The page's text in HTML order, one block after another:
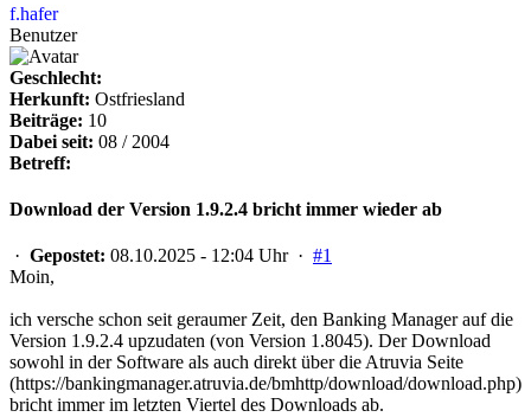
f.hafer
Benutzer
Geschlecht:
Herkunft: Ostfriesland
Beiträge: 10
Dabei seit: 08 / 2004
Betreff:
Download der Version 1.9.2.4 bricht immer wieder ab
· Gepostet: 08.10.2025 - 12:04 Uhr · #1
Moin,
ich versche schon seit geraumer Zeit, den Banking Manager auf die
Version 1.9.2.4 upzudaten (von Version 1.8045). Der Download
sowohl in der Software als auch direkt über die Atruvia Seite
(https://bankingmanager.atruvia.de/bmhttp/download/download.php)
bricht immer im letzten Viertel des Downloads ab.